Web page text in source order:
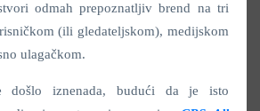
odmah prepoznatljiv brend na tri
(ili gledateljskom), medijskom
ulagačkom.
došlo iznenada, budući da je isto